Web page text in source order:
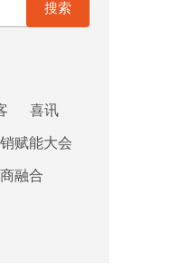
搜索
喜讯
赋能大会
融合